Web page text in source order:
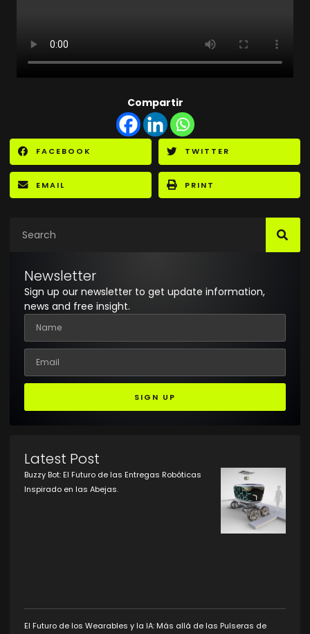
Compartir
FACEBOOK TWITTER
EMAIL PRINT
Newsletter
Sign up our newsletter to get update information,
news and free insight.
SIGN UP
Latest Post
Buzzy Bot: El Futuro de las Entregas Robóticas
Inspirado en las Abejas.
El Futuro de los Wearables y la IA: Más allá de las Pulseras de